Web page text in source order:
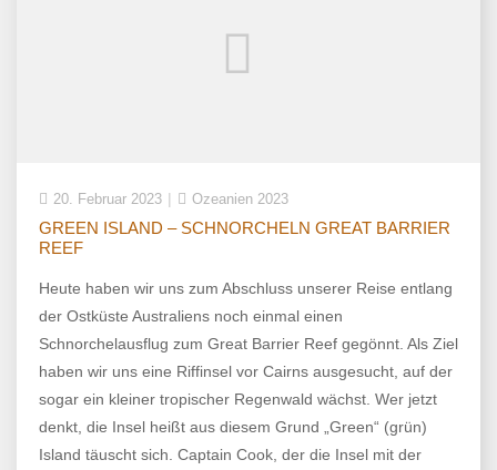
20. Februar 2023 Ozeanien 2023
GREEN ISLAND – SCHNORCHELN GREAT BARRIER
REEF
Heute haben wir uns zum Abschluss unserer Reise entlang
der Ostküste Australiens noch einmal einen
Schnorchelausflug zum Great Barrier Reef gegönnt. Als Ziel
haben wir uns eine Riffinsel vor Cairns ausgesucht, auf der
sogar ein kleiner tropischer Regenwald wächst. Wer jetzt
denkt, die Insel heißt aus diesem Grund „Green“ (grün)
Island täuscht sich. Captain Cook, der die Insel mit der